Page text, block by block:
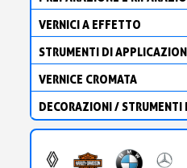
VERNICI A EFFETTO
STRUMENTI DI
VERNICE CROMATA
DECORAZIONI / STRUMENTI